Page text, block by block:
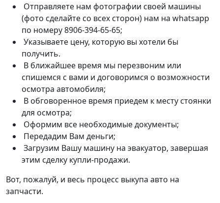
Отправляете нам фотографии своей машины
(фото сделайте со всех сторон) нам на whatsapp
по номеру 8906-394-65-65;
Указываете цену, которую вы хотели бы
получить.
В ближайшее время мы перезвоним или
спишемся с вами и договоримся о возможности
осмотра автомобиля;
В обговоренное время приедем к месту стоянки
для осмотра;
Оформим все необходимые документы;
Передадим Вам деньги;
Загрузим Вашу машину на эвакуатор, завершая
этим сделку купли-продажи.
Вот, пожалуй, и весь процесс выкупа авто на
запчасти.